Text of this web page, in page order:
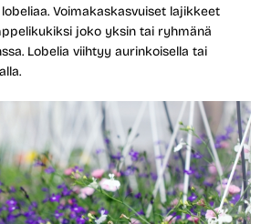
Voimakaskasvuiset lajikkeet
joko yksin tai ryhmänä
Lobelia viihtyy aurinkoisella tai